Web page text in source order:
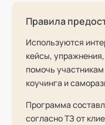
Правила
Используются
кейсы,
помочь
коучинга и
Программа
согласно ТЗ от